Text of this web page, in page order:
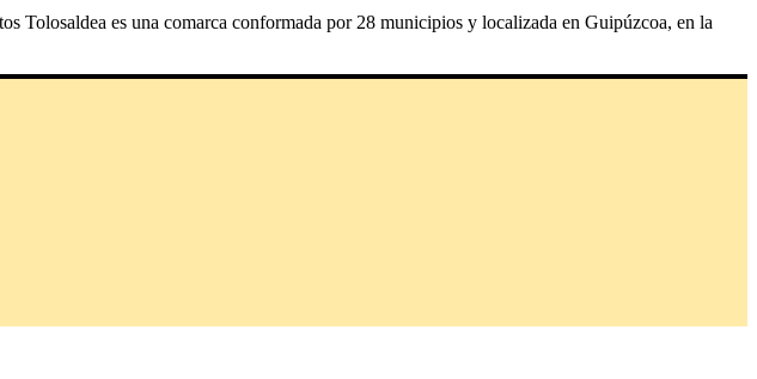
Tolosaldea es una comarca conformada por 28 municipios y localizada en Guipúzcoa, en la